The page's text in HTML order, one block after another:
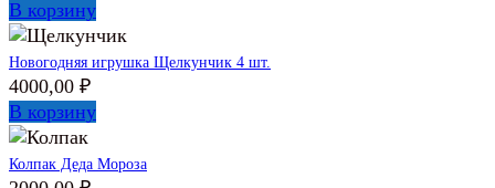
В корзину
Новогодняя игрушка Щелкунчик 4 шт.
4000,00 ₽
В корзину
Колпак Деда Мороза